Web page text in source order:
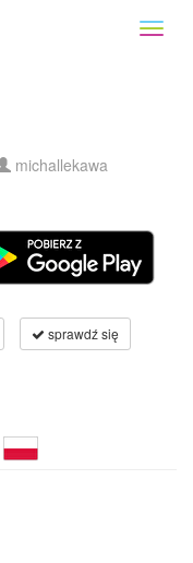
michallekawa
sprawdź się